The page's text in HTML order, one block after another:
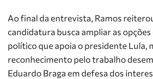
Ao final da entrevista, Ramos
candidatura busca ampliar as
político que apoia o presidente Lula,
reconhecimento pelo trabalho
Eduardo Braga em defesa dos